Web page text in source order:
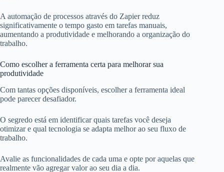
A automação de processos através do Zapier reduz
significativamente o tempo gasto em tarefas manuais,
aumentando a produtividade e melhorando a organização do
trabalho.
Como escolher a ferramenta certa para melhorar sua
produtividade
Com tantas opções disponíveis, escolher a ferramenta ideal
pode parecer desafiador.
O segredo está em identificar quais tarefas você deseja
otimizar e qual tecnologia se adapta melhor ao seu fluxo de
trabalho.
Avalie as funcionalidades de cada uma e opte por aquelas que
realmente vão agregar valor ao seu dia a dia.